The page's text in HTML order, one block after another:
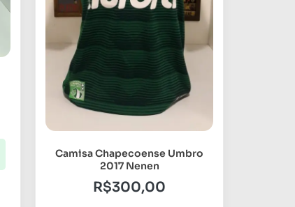
Camisa Chapecoense Umbro
2017 Nenen
R$300,00